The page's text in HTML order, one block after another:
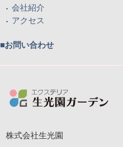
会社紹介
アクセス
■お問い合わせ
株式会社生光園